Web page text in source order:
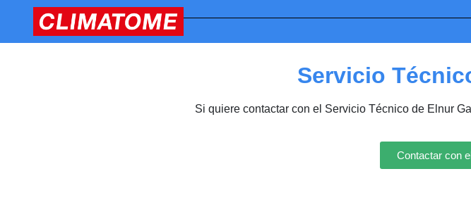
Servicio
Si quiere contactar con el Servicio Técnico de Elnur
Contactar con